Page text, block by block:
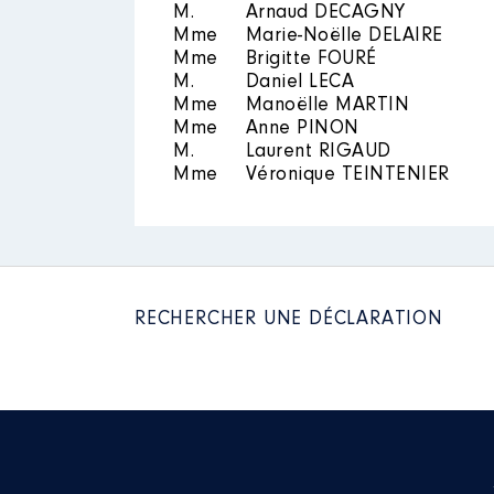
Année
M.
Arnaud DECAGNY
Mme
Marie-Noëlle DELAIRE
Mme
Brigitte FOURÉ
M.
Daniel LECA
Mme
Manoëlle MARTIN
Mme
Anne PINON
M.
Laurent RIGAUD
Mme
Véronique TEINTENIER
RECHERCHER UNE DÉCLARATION